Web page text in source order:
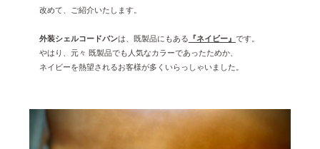
改めて、ご紹介いたします。
外装シェルコードバンは、既製品にもある 『ネイビー』 です。
やはり、元々 既製品でも人気なカラーであったためか、
ネイビーを熱望されるお客様が多くいらっしゃいました。